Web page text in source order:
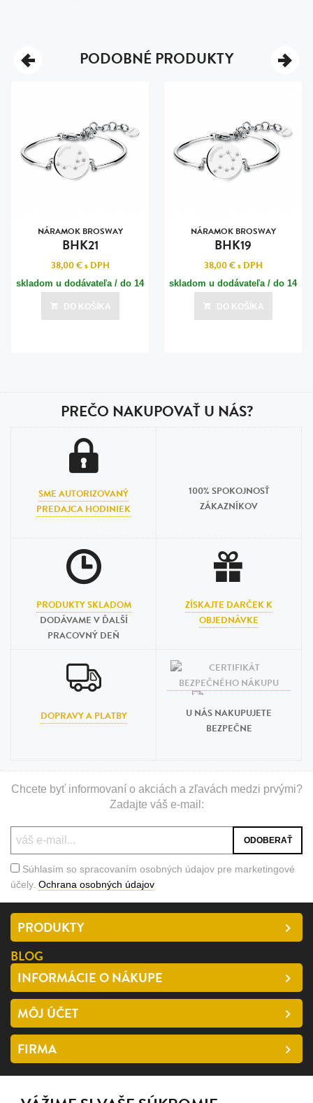
PODOBNÉ PRODUKTY
NÁRAMOK BROSWAY
BHK21
38,00 €s DPH
skladom u dodávateľa / do 14
dní
Posledná aktualizácia dnes o 20:01
DO KOŠÍKA
NÁRAMOK BROSWAY
BHK19
38,00 €s DPH
skladom u dodávateľa / do 14
dní
Posledná aktualizácia dnes o 20:01
DO KOŠÍKA
PREČO NAKUPOVAŤ U NÁS?
SME AUTORIZOVANÝ
PREDAJCA HODINIEK
100% SPOKOJNOSŤ
ZÁKAZNÍKOV
PRODUKTY SKLADOM
DODÁVAME V ĎALŠÍ
PRACOVNÝ DEŇ
ZÍSKAJTE DARČEK K
OBJEDNÁVKE
DOPRAVY A PLATBY
U NÁS NAKUPUJETE
BEZPEČNE
Chcete byť informovaní o akciách a zľavách medzi prvými?
Zadajte váš e-mail:
Súhlasím so spracovaním osobných údajov pre marketingové
účely. Ochrana osobných údajov
PRODUKTY
BLOG
INFORMÁCIE O NÁKUPE
MÔJ ÚČET
FIRMA
SLEDUJTE NÁS